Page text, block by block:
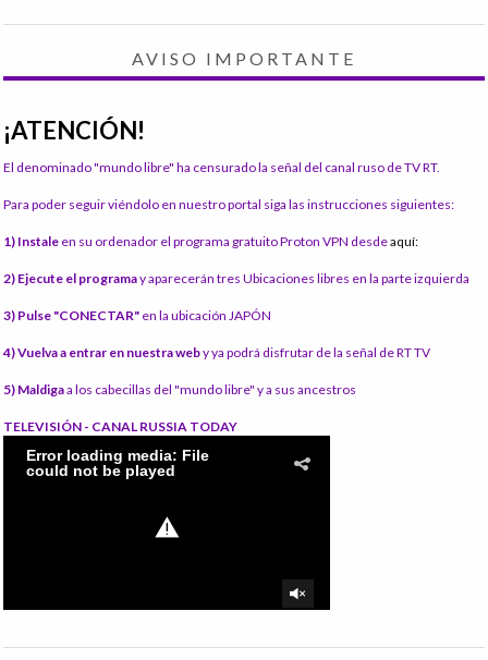
AVISO IMPORTANTE
¡ATENCIÓN!
El denominado "mundo libre" ha censurado la señal del canal ruso de TV RT.
Para poder seguir viéndolo en nuestro portal siga las instrucciones siguientes:
1) Instale en su ordenador el programa gratuito Proton VPN desdeaquí:
2) Ejecute el programay aparecerán tres Ubicaciones libres en la parte izquierda
3) Pulse "CONECTAR" en la ubicación JAPÓN
4) Vuelva a entrar en nuestra weby ya podrá disfrutar de la señal de RT TV
5) Maldigaa los cabecillas del "mundo libre" y a sus ancestros
TELEVISIÓN - CANAL RUSSIA TODAY